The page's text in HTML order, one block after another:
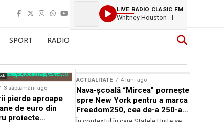
LIVE RADIO CLASIC FM
Whitney Houston - I
SPORT RADIO
3 săptămâni ago
pierde aproape
de euro din
proiecte
ACTUALITATE 4 luni ago
Nava-școală “Mircea” pornește
spre New York pentru a marca
Freedom250, cea de-a 250-a
aniversare a Statelor Unite